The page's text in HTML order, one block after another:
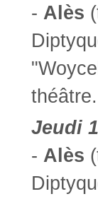
- Alès
Jeudi
- Alès